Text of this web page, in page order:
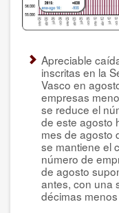
Apreciable
inscritas en la
Vasco en
empresas
se reduce el
de este agosto
mes de agosto
se mantiene el
número de
de agosto
antes, con una
décimas